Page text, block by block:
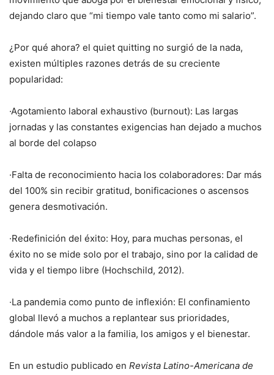
dejando claro que “mi tiempo vale tanto como mi salario”.
¿Por qué ahora? el quiet quitting no surgió de la nada,
existen múltiples razones detrás de su creciente
popularidad:
·Agotamiento laboral exhaustivo (burnout): Las largas
jornadas y las constantes exigencias han dejado a muchos
al borde del colapso
·Falta de reconocimiento hacia los colaboradores: Dar más
del 100% sin recibir gratitud, bonificaciones o ascensos
genera desmotivación.
·Redefinición del éxito: Hoy, para muchas personas, el
éxito no se mide solo por el trabajo, sino por la calidad de
vida y el tiempo libre (Hochschild, 2012).
·La pandemia como punto de inflexión: El confinamiento
global llevó a muchos a replantear sus prioridades,
dándole más valor a la familia, los amigos y el bienestar.
En un estudio publicado en Revista Latino-Americana de